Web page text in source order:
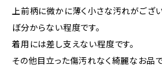
上前柄に微かに薄く小さな汚れがござ
ぼ分からない程度です。
着用には差し支えない程度です。
その他目立った傷汚れなく綺麗なお品で